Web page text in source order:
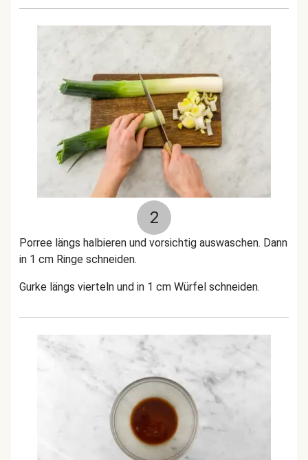
2
Porree längs halbieren und vorsichtig auswaschen. Dann
in 1 cm Ringe schneiden.
Gurke längs vierteln und in 1 cm Würfel schneiden.